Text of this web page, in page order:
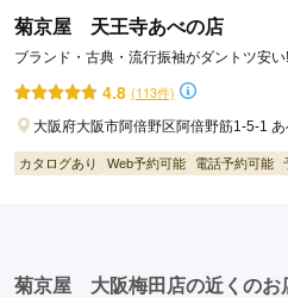
菊京屋 天王寺あべの店
ブランド・古典・流行振袖がダントツ安
4.8 (113件)
大阪府大阪市阿倍野区阿倍野筋1-5-1
カタログあり Web予約可能 電話予約可能
菊京屋 大阪梅田店の近くのお